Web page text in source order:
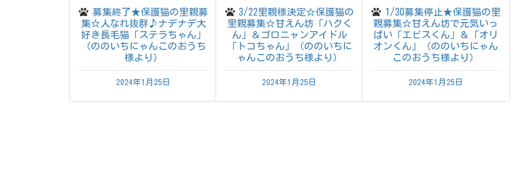
募集終了★保護猫の里親募
集☆人なれ抜群♪ナデナデ大
好き長毛猫「ステラちゃん」
（ののいちにゃんこのおうち
様より）
2024年1月25日
3/22里親様決定☆保護猫の
里親募集☆甘えん坊「ハクく
ん」＆ゴロニャンアイドル
「トコちゃん」（ののいちに
ゃんこのおうち様より）
2024年1月25日
1/30募集停止★保護猫の里
親募集☆甘えん坊で元気いっ
ぱい「エビスくん」＆「オリ
オンくん」（ののいちにゃん
このおうち様より）
2024年1月25日